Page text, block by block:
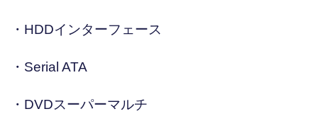
・HDDインターフェース
・Serial ATA
・DVDスーパーマルチ